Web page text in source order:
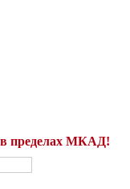
в пределах МКАД!